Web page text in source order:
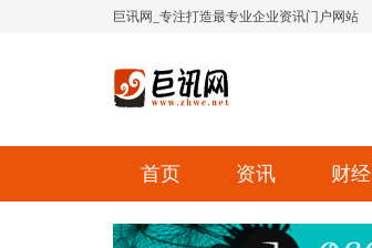
巨讯网_专注打造最专业企业资讯门户网站
首页 资讯 财经